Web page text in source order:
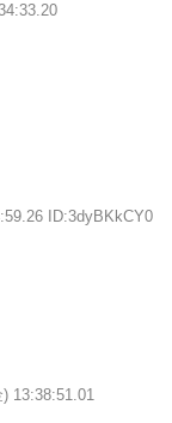
ID:3dyBKkCY0
13:38:51.01